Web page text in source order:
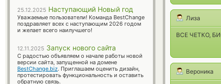
Лиза
ВСЕ ЧЕТКО,
Вероника
25.12.2025 Наступающий Новый год
Уважаемые пользователи! Команда BestChange
поздравляет всех с наступающим 2026 годом
и желает всего наилучшего!
12.11.2025 Запуск нового сайта
С радостью объявляем о начале работы новой
версии сайта, запущенной на домене
BestChange.biz. Приглашаем оценить дизайн,
протестировать функциональность и оставить
обратную связь.